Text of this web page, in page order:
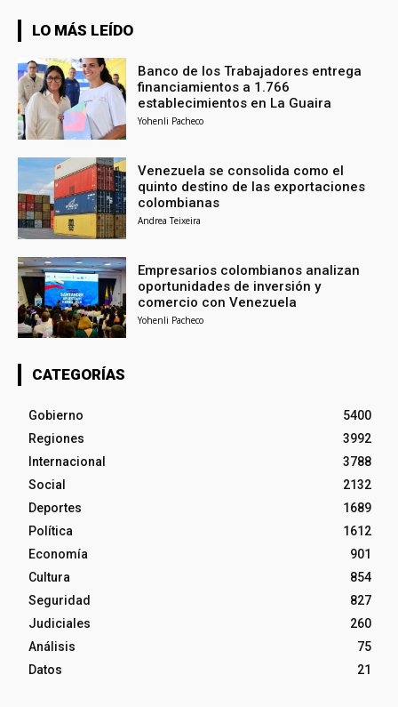
LO MÁS LEÍDO
Banco de los Trabajadores entrega
financiamientos a 1.766
establecimientos en La Guaira
Yohenli Pacheco
Venezuela se consolida como el
quinto destino de las exportaciones
colombianas
Andrea Teixeira
Empresarios colombianos analizan
oportunidades de inversión y
comercio con Venezuela
Yohenli Pacheco
CATEGORÍAS
Gobierno
5400
Regiones
3992
Internacional
3788
Social
2132
Deportes
1689
Política
1612
Economía
901
Cultura
854
Seguridad
827
Judiciales
260
Análisis
75
Datos
21